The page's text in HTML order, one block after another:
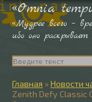
«Omnia
«Мудрее всего –
ибо оно раскрывает
Главная »Новости
Zenith Defy Classic